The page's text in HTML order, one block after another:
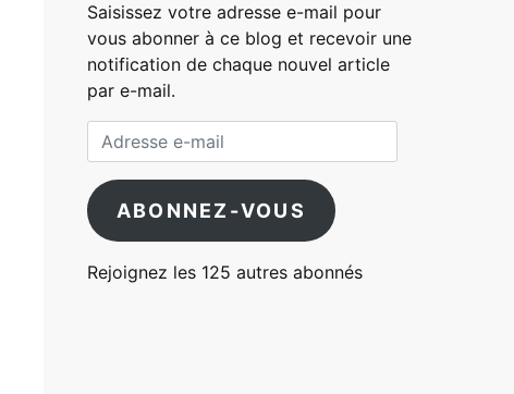
Saisissez votre adresse e-mail pour
vous abonner à ce blog et recevoir une
notification de chaque nouvel article
par e-mail.
ABONNEZ-VOUS
Rejoignez les 125 autres abonnés